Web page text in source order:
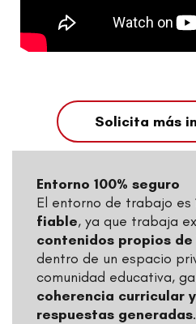
Solicita más
Entorno 100% seguro
El entorno de trabajo es
fiable, ya que trabaja
contenidos propios de
dentro de un espacio
comunidad educativa,
coherencia curricular
respuestas generadas.